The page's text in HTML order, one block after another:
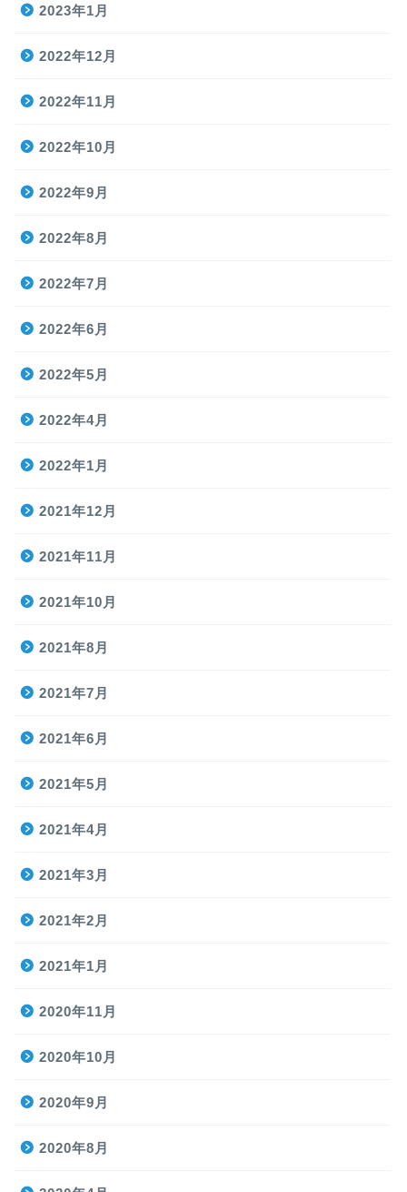
2023年1月
2022年12月
2022年11月
2022年10月
2022年9月
2022年8月
2022年7月
2022年6月
2022年5月
2022年4月
2022年1月
2021年12月
2021年11月
2021年10月
2021年8月
2021年7月
2021年6月
2021年5月
2021年4月
2021年3月
2021年2月
2021年1月
2020年11月
2020年10月
2020年9月
2020年8月